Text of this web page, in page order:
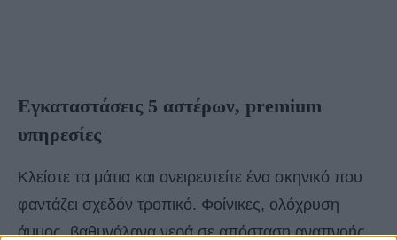
Εγκαταστάσεις 5 αστέρων, premium
υπηρεσίες
Κλείστε τα μάτια και ονειρευτείτε ένα σκηνικό που
φαντάζει σχεδόν τροπικό. Φοίνικες, ολόχρυση
άμμος, βαθυγάλανα νερά σε απόσταση αναπνοής,